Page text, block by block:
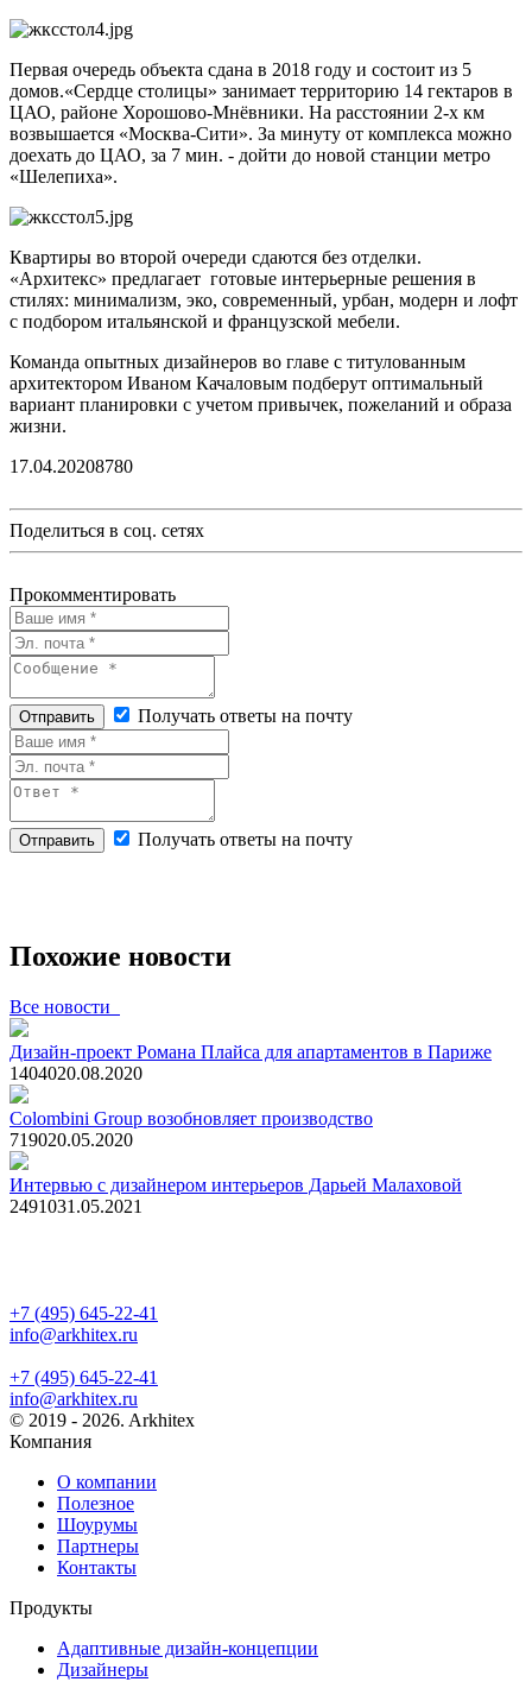
Первая очередь объекта сдана в 2018 году и состоит из 5
домов.«Сердце столицы» занимает территорию 14 гектаров в
ЦАО, районе Хорошово-Мнёвники. На расстоянии 2-х км
возвышается «Москва-Сити». За минуту от комплекса можно
доехать до ЦАО, за 7 мин. - дойти до новой станции метро
«Шелепиха».
Квартиры во второй очереди сдаются без отделки.
«Архитекс» предлагает готовые интерьерные решения в
стилях: минимализм, эко, современный, урбан, модерн и лофт
с подбором итальянской и французской мебели.
Команда опытных дизайнеров во главе с титулованным
архитектором Иваном Качаловым подберут оптимальный
вариант планировки с учетом привычек, пожеланий и образа
жизни.
17.04.20208780
Поделиться в соц. сетях
Прокомментировать
Отправить Получать ответы на почту
Отправить Получать ответы на почту
Похожие новости
Все новости
Дизайн-проект Романа Плайса для апартаментов в Париже
1404020.08.2020
Colombini Group возобновляет производство
719020.05.2020
Интервью с дизайнером интерьеров Дарьей Малаховой
2491031.05.2021
+7 (495) 645-22-41
info@arkhitex.ru
+7 (495) 645-22-41
info@arkhitex.ru
© 2019 - 2026. Arkhitex
Компания
О компании
Полезное
Шоурумы
Партнеры
Контакты
Продукты
Адаптивные дизайн-концепции
Дизайнеры